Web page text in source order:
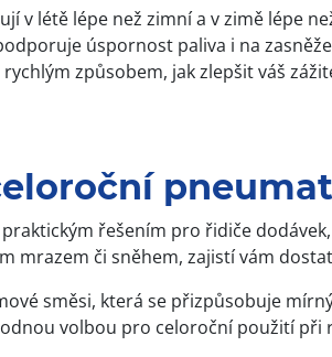
v létě lépe než zimní a v zimě lépe
úspornost paliva i na
způsobem, jak zlepšit váš
řešením pro řidiče
mrazem či sněhem, zajistí vám
směsi, která se přizpůsobuje
volbou pro celoroční použití při